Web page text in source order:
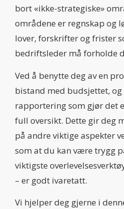
bort «ikke-strategiske»
områdene er regnskap og
lover, forskrifter og frister
bedriftsleder må forholde
Ved å benytte deg av en
bistand med budsjettet, og
rapportering som gjør det
full oversikt. Dette gir deg
på andre viktige aspekter
som at du kan være trygg
viktigste
– er godt ivaretatt.
Vi hjelper deg gjerne i